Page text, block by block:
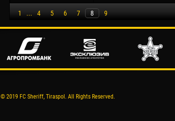
1 ... 4 5 6 7 8 9
© 2019 FC Sheriff, Tiraspol. All Rights Reserved.